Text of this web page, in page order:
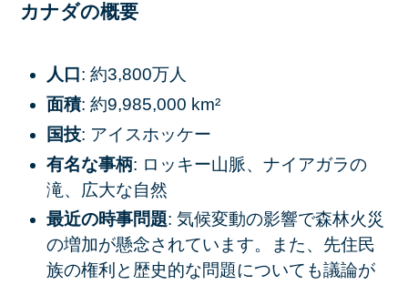
カナダの概要
人口 : 約3,800万人
面積: 約9,985,000 km²
国技: アイスホッケー
有名な事柄: ロッキー山脈、ナイアガラの
滝、広大な自然
最近の時事問題: 気候変動の影響で森林火災
の増加が懸念されています。また、先住民
族の権利と歴史的な問題についても議論が